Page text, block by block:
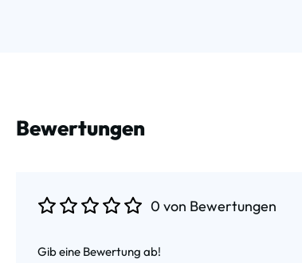
Bewertungen
0 von Bewertungen
Gib eine Bewertung ab!